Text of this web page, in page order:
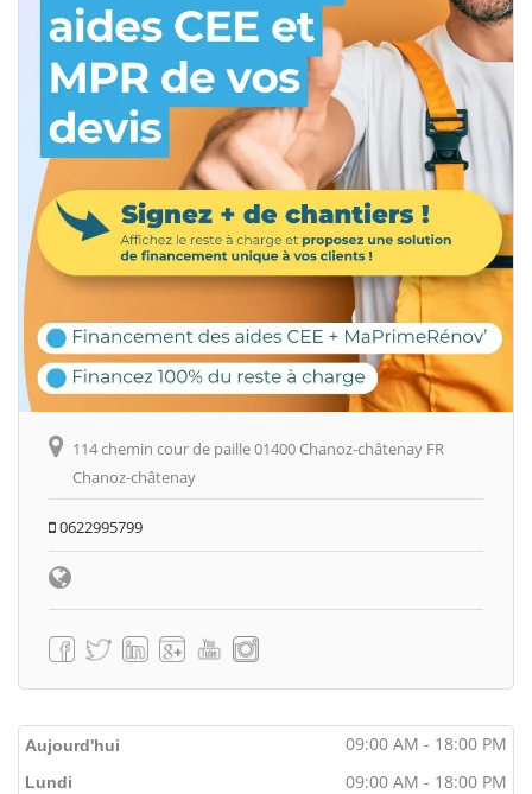
114 chemin cour de paille 01400 Chanoz-châtenay FR
Chanoz-châtenay
0622995799
Aujourd'hui 09:00 AM - 18:00 PM
Lundi 09:00 AM - 18:00 PM